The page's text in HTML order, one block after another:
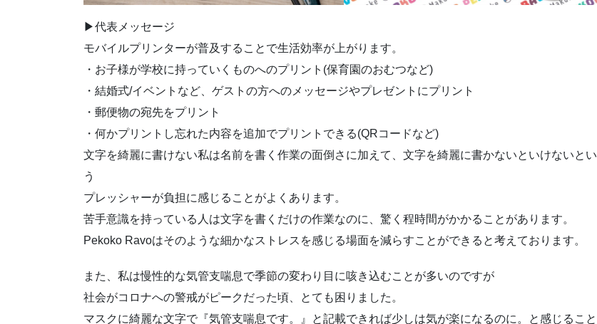
▶代表メッセージ
モバイルプリンターが普及することで生活効率が上がります。
・お子様が学校に持っていくものへのプリント(保育園のおむつなど)
・結婚式/イベントなど、ゲストの方へのメッセージやプレゼントにプリント
・郵便物の宛先をプリント
・何かプリントし忘れた内容を追加でプリントできる(QRコードなど)
文字を綺麗に書けない私は名前を書く作業の面倒さに加えて、文字を綺麗に書かないといけないとい
う
プレッシャーが負担に感じることがよくあります。
苦手意識を持っている人は文字を書くだけの作業なのに、驚く程時間がかかることがあります。
Pekoko Ravoはそのような細かなストレスを感じる場面を減らすことができると考えております。
また、私は慢性的な気管支喘息で季節の変わり目に咳き込むことが多いのですが
社会がコロナへの警戒がピークだった頃、とても困りました。
マスクに綺麗な文字で『気管支喘息です。』と記載できれば少しは気が楽になるのに。と感じること